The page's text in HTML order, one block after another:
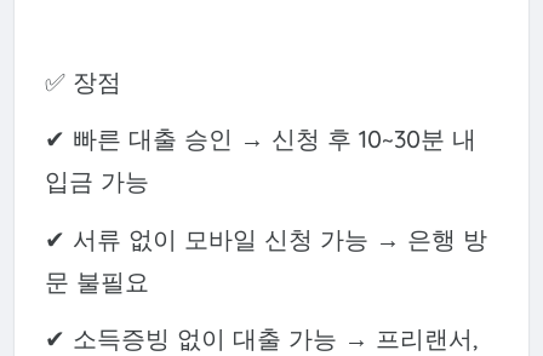
✅ 장점
✔ 빠른 대출 승인 → 신청 후 10~30분 내
입금 가능
✔ 서류 없이 모바일 신청 가능 → 은행 방
문 불필요
✔ 소득증빙 없이 대출 가능 → 프리랜서,